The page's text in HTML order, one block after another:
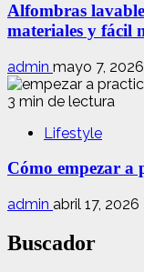
Alfombras
materiales y fácil
admin mayo 7, 2026
3 min de lectura
Lifestyle
Cómo empezar a
admin abril 17, 2026
Buscador